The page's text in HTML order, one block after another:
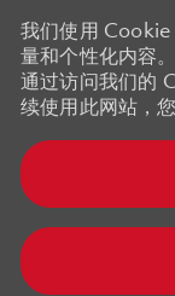
我们使用 Cookie
量和个性化内容
通过访问我们的
续使用此网站，